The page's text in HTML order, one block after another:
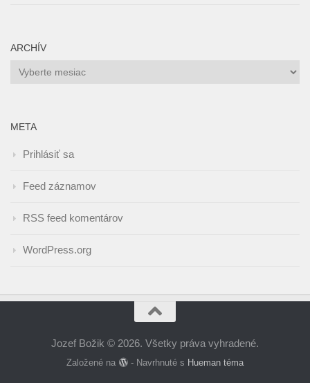
ARCHÍV
Archív
META
Prihlásiť sa
Feed záznamov
RSS feed komentárov
WordPress.org
Jozef Božik © 2026. Všetky práva vyhradené.
Založené na - Navrhnuté s Hueman téma